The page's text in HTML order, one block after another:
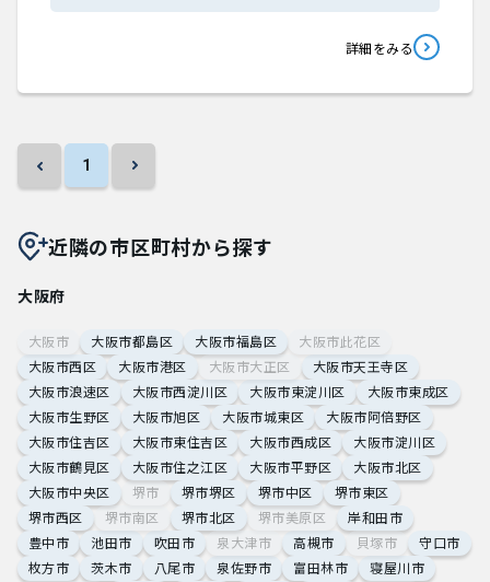
詳細をみる
1
近隣の市区町村から探す
大阪府
大阪市 大阪市都島区 大阪市福島区
大阪市此花区
大阪市西区
大阪市港区 大阪市大正区
大阪市天王寺区
大阪市浪速区
大阪市西淀川区 大阪市東淀川区
大阪市東成区
大阪市生野区
大阪市旭区 大阪市城東区
大阪市阿倍野区
大阪市住吉区
大阪市東住吉区 大阪市西成区
大阪市淀川区
大阪市鶴見区
大阪市住之江区 大阪市平野区
大阪市北区
大阪市中央区
堺市 堺市堺区 堺市中区
堺市東区
堺市西区
堺市南区 堺市北区 堺市美原区
岸和田市
豊中市
池田市 吹田市 泉大津市 高槻市 貝塚市
守口市
枚方市
茨木市 八尾市 泉佐野市 富田林市
寝屋川市